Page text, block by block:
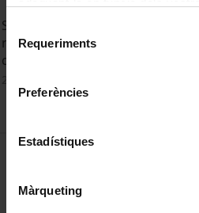
consultar laPolítica de galetes
Selecció
consentiment
Requeriments
Preferències
Estadístiques
Màrqueting
SECAT 2015. Conferencia
role of steric constraints and
catalysis', Prof. J. Lercher